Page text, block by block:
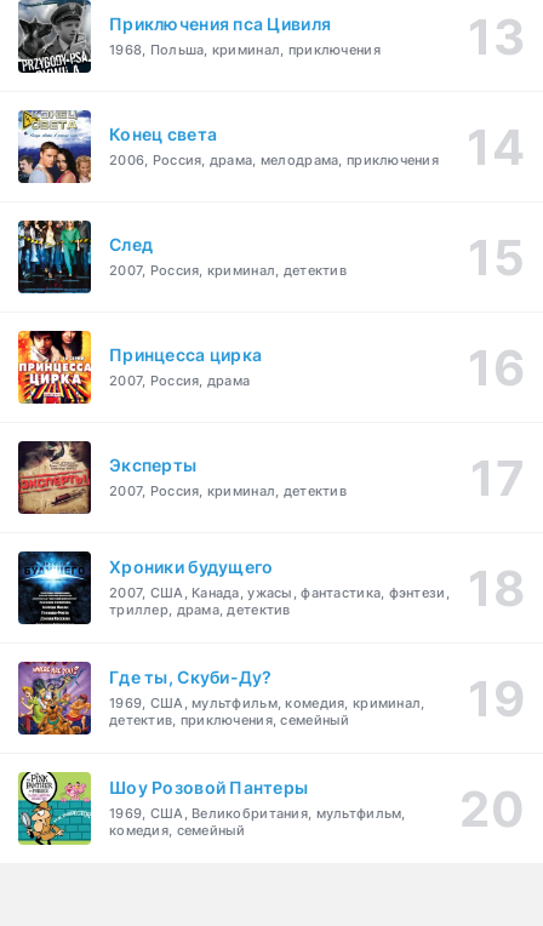
Приключения пса Цивиля
1968, Польша, криминал, приключения
Конец света
2006, Россия, драма, мелодрама, приключения
След
2007, Россия, криминал, детектив
Принцесса цирка
2007, Россия, драма
Эксперты
2007, Россия, криминал, детектив
Хроники будущего
2007, США, Канада, ужасы, фантастика, фэнтези,
триллер, драма, детектив
Где ты, Скуби-Ду?
1969, США, мультфильм, комедия, криминал,
детектив, приключения, семейный
Шоу Розовой Пантеры
1969, США, Великобритания, мультфильм,
комедия, семейный